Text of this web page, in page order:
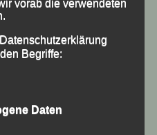
Passau
vorab die verwendeten
Begriffe:
Daten